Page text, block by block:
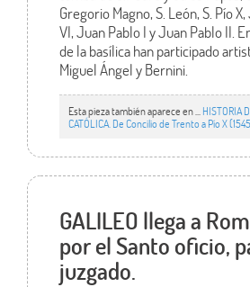
Gregorio Magno, S. León, S. Pío
VI, Juan Pablo I y Juan Pablo II.
de la basílica han participado
Miguel Ángel y Bernini.
Esta pieza también aparece en ... HISTORIA
CATÓLICA. De Concilio de Trento a Pío X
GALILEO llega a
por el Santo oficio,
juzgado.